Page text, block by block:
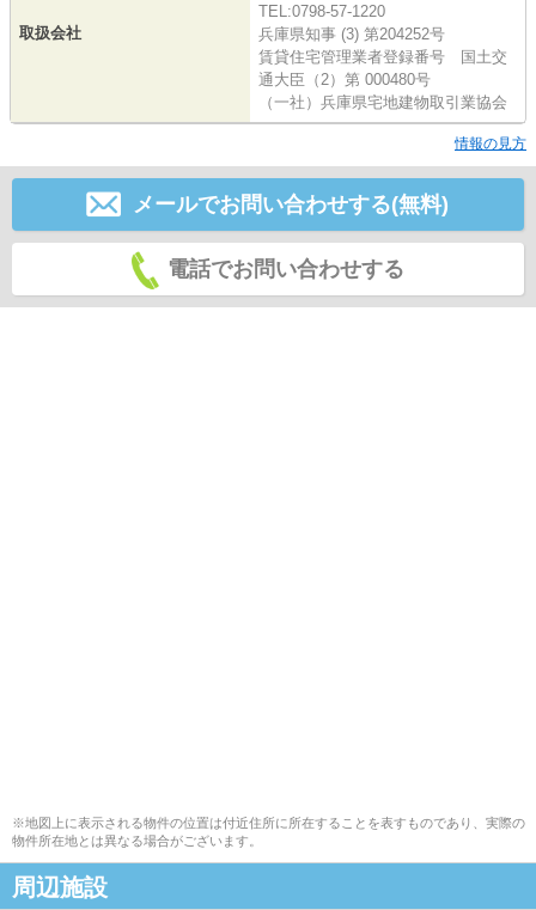
取扱会社
TEL:0798-57-1220
兵庫県知事 (3) 第204252号
賃貸住宅管理業者登録番号 国土交
通大臣（2）第 000480号
（一社）兵庫県宅地建物取引業協会
情報の見方
メールでお問い合わせする(無料)
電話でお問い合わせする
※地図上に表示される物件の位置は付近住所に所在することを表すものであり、実際の
物件所在地とは異なる場合がございます。
周辺施設